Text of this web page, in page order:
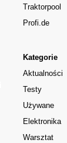
Kategorie
Aktualności
Testy
Używane
Elektronika
Warsztat
Traktorpool
Profi.de